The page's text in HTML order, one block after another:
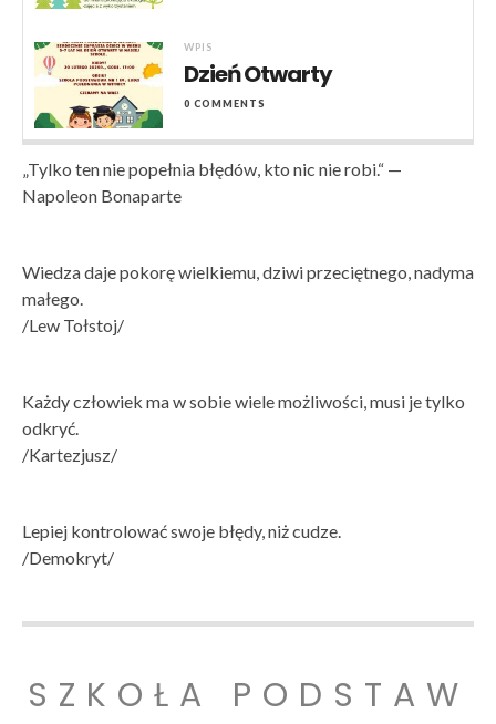
WPIS
Dzień Otwarty
0 COMMENTS
„Tylko ten nie popełnia błędów, kto nic nie robi.“ —
Napoleon Bonaparte
Wiedza daje pokorę wielkiemu, dziwi przeciętnego, nadyma
małego.
/Lew Tołstoj/
Każdy człowiek ma w sobie wiele możliwości, musi je tylko
odkryć.
/Kartezjusz/
Lepiej kontrolować swoje błędy, niż cudze.
/Demokryt/
SZKOŁA PODSTAW